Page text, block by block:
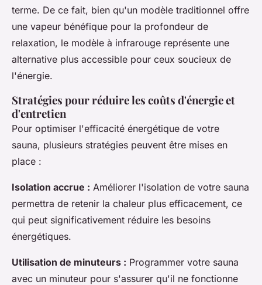
terme. De ce fait, bien qu'un modèle traditionnel offre
une vapeur bénéfique pour la profondeur de
relaxation, le modèle à infrarouge représente une
alternative plus accessible pour ceux soucieux de
l'énergie.
Stratégies pour réduire les coûts d'énergie et
d'entretien
Pour optimiser l'efficacité énergétique de votre
sauna, plusieurs stratégies peuvent être mises en
place :
Isolation accrue : Améliorer l'isolation de votre sauna
permettra de retenir la chaleur plus efficacement, ce
qui peut significativement réduire les besoins
énergétiques.
Utilisation de minuteurs : Programmer votre sauna
avec un minuteur pour s'assurer qu'il ne fonctionne